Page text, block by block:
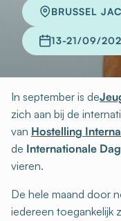
BRUSSEL
13-21/09/
In september is de
zich aan bij de
van Hostelling
de Internationale
vieren.
De hele maand door
iedereen toegankelijk